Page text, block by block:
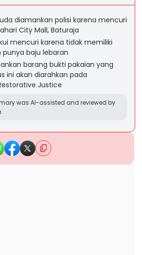
diamankan polisi karena mencuri
City Mall, Baturaja
mencuri karena tidak memiliki
punya baju lebaran
barang bukti pakaian yang
ini akan diarahkan pada
Justice
was AI-assisted and reviewed by